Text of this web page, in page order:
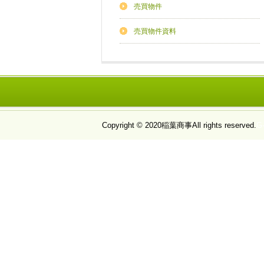
売買物件
売買物件資料
Copyright © 2020稲葉商事All rights reserved.